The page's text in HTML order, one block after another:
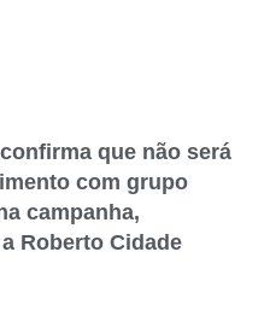
que não será
com grupo
campanha,
Roberto Cidade